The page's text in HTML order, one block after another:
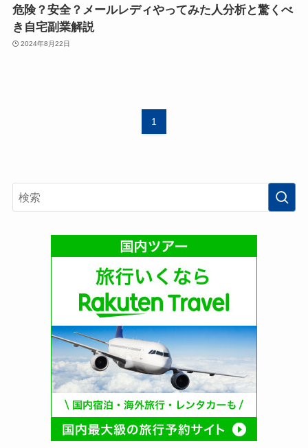
危険？安全？メールレディやってみた人分析と驚くべ
き自宅副業解説
2024年8月22日
1